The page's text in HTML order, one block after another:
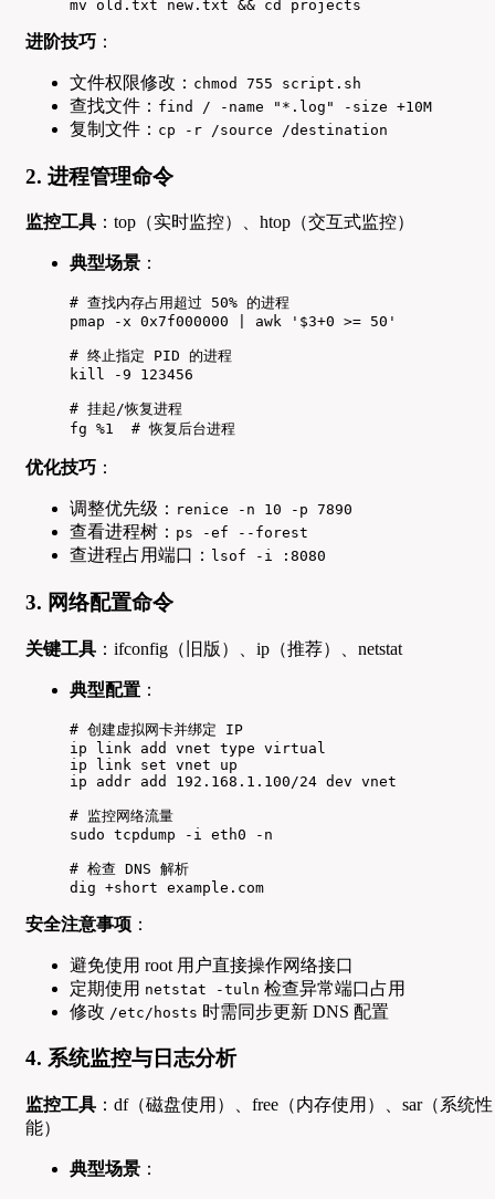
mv old.txt new.txt && cd projects
进阶技巧 ：
文件权限修改： chmod 755 script.sh
查找文件： find / -name "*.log" -size +10M
复制文件： cp -r /source /destination
2. 进程管理命令
监控工具 ：top（实时监控）、htop（交互式监控）
典型场景 ：
# 查找内存占用超过 50% 的进程
pmap -x 0x7f000000 | awk '$3+0 >= 50'
# 终止指定 PID 的进程
kill -9 123456
# 挂起/恢复进程
fg %1  # 恢复后台进程
优化技巧 ：
调整优先级： renice -n 10 -p 7890
查看进程树： ps -ef --forest
查进程占用端口： lsof -i :8080
3. 网络配置命令
关键工具 ：ifconfig（旧版）、ip（推荐）、netstat
典型配置 ：
# 创建虚拟网卡并绑定 IP
ip link add vnet type virtual
ip link set vnet up
ip addr add 192.168.1.100/24 dev vnet
# 监控网络流量
sudo tcpdump -i eth0 -n
# 检查 DNS 解析
dig +short example.com
安全注意事项 ：
避免使用 root 用户直接操作网络接口
定期使用 netstat -tuln 检查异常端口占用
修改 /etc/hosts 时需同步更新 DNS 配置
4. 系统监控与日志分析
监控工具 ：df（磁盘使用）、free（内存使用）、sar（系统性
能）
典型场景 ：